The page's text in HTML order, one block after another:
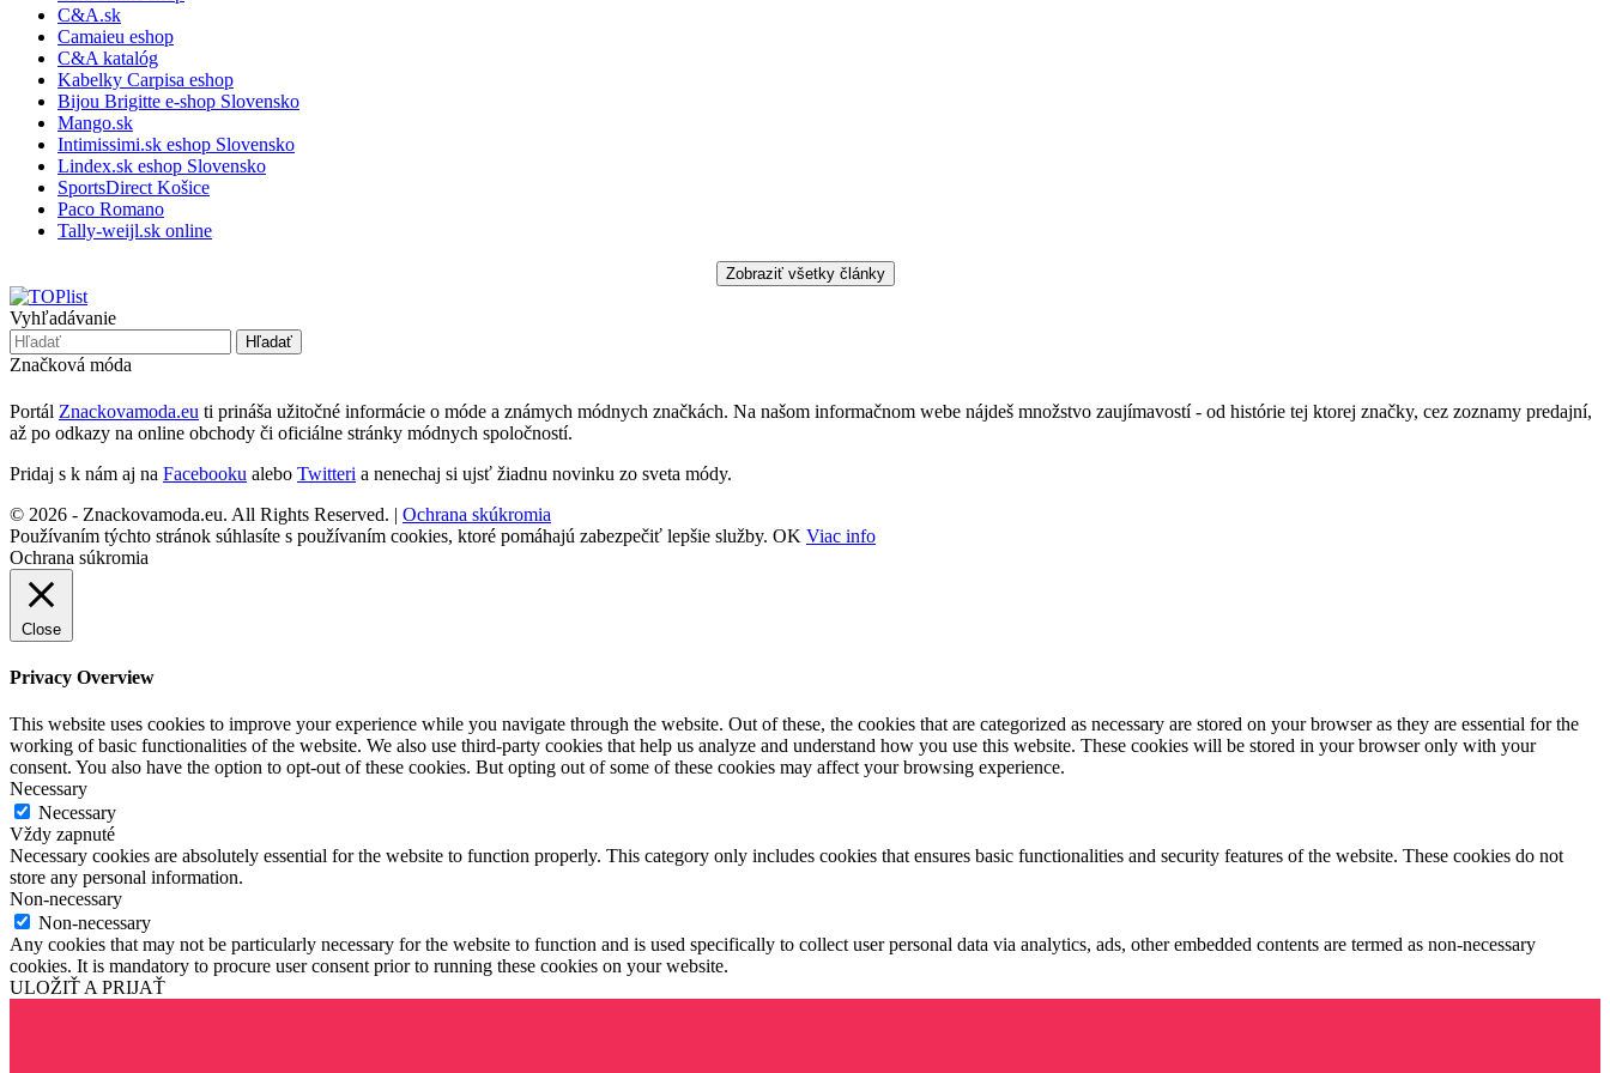
C&A.sk
Camaieu eshop
C&A katalóg
Kabelky Carpisa eshop
Bijou Brigitte e-shop Slovensko
Mango.sk
Intimissimi.sk eshop Slovensko
Lindex.sk eshop Slovensko
SportsDirect Košice
Paco Romano
Tally-weijl.sk online
Vyhľadávanie
Značková móda
Portál Znackovamoda.eu ti prináša užitočné informácie o móde a známych módnych značkách. Na našom informačnom webe nájdeš množstvo zaujímavostí - od histórie tej ktorej značky, cez zoznamy predajní,
až po odkazy na online obchody či oficiálne stránky módnych spoločností.
Pridaj s k nám aj na Facebooku alebo Twitteri a nenechaj si ujsť žiadnu novinku zo sveta módy.
© 2026 - Znackovamoda.eu. All Rights Reserved. | Ochrana skúkromia
Používaním týchto stránok súhlasíte s používaním cookies, ktoré pomáhajú zabezpečiť lepšie služby. OK Viac info
Ochrana súkromia
Close
Privacy Overview
This website uses cookies to improve your experience while you navigate through the website. Out of these, the cookies that are categorized as necessary are stored on your browser as they are essential for the
working of basic functionalities of the website. We also use third-party cookies that help us analyze and understand how you use this website. These cookies will be stored in your browser only with your
consent. You also have the option to opt-out of these cookies. But opting out of some of these cookies may affect your browsing experience.
Necessary
Necessary
Vždy zapnuté
Necessary cookies are absolutely essential for the website to function properly. This category only includes cookies that ensures basic functionalities and security features of the website. These cookies do not
store any personal information.
Non-necessary
Non-necessary
Any cookies that may not be particularly necessary for the website to function and is used specifically to collect user personal data via analytics, ads, other embedded contents are termed as non-necessary
cookies. It is mandatory to procure user consent prior to running these cookies on your website.
ULOŽIŤ A PRIJAŤ